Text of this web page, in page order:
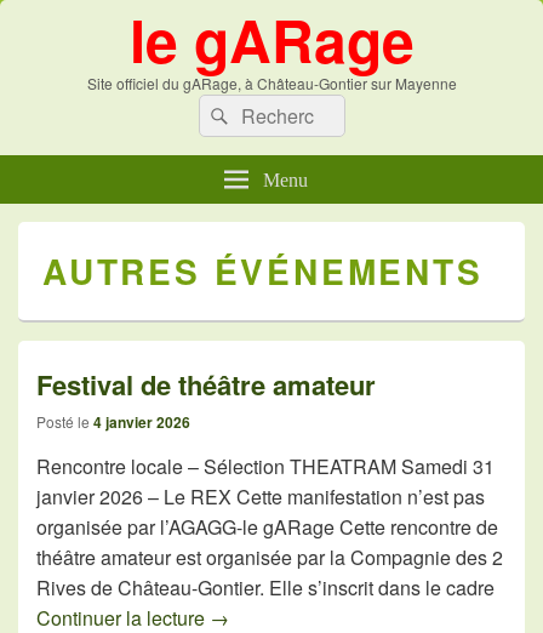
le gARage
Site officiel du gARage, à Château-Gontier sur Mayenne
Recherche :
Recherche
Menu
AUTRES ÉVÉNEMENTS
Festival de théâtre amateur
Posté le 4 janvier 2026
Rencontre locale – Sélection THEATRAM Samedi 31
janvier 2026 – Le REX Cette manifestation n’est pas
organisée par l’AGAGG-le gARage Cette rencontre de
théâtre amateur est organisée par la Compagnie des 2
Rives de Château-Gontier. Elle s’inscrit dans le cadre
Continuer la lecture Festival de théâtre amateur
→